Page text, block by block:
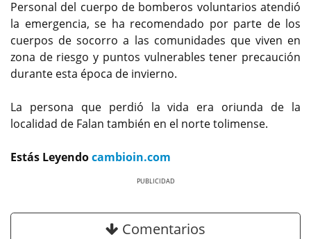
Personal del cuerpo de bomberos voluntarios atendió
la emergencia, se ha recomendado por parte de los
cuerpos de socorro a las comunidades que viven en
zona de riesgo y puntos vulnerables tener precaución
durante esta época de invierno.
La persona que perdió la vida era oriunda de la
localidad de Falan también en el norte tolimense.
Estás Leyendocambioin.com
Comentarios